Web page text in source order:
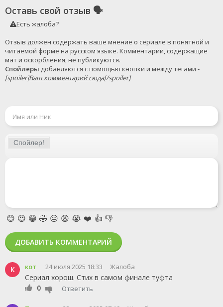
Оставь свой отзыв 🗣
Есть жалоба?
Отзыв должен содержать ваше мнение о сериале в понятной и
читаемой форме на русском языке. Комментарии, содержащие
Спойлеры добавляются с помощью кнопки и между тегами -
[spoiler]Ваш комментарий сюда[/spoiler]
К кот 24 июля 2025 18:33 Жалоба
Сериал хорош. Стих в самом финале туфта
0
Ответить
😊 😍 😁 🤣 😐 😩 😭 ❤️ 👍 👎
ДОБАВИТЬ КОММЕНТАРИЙ